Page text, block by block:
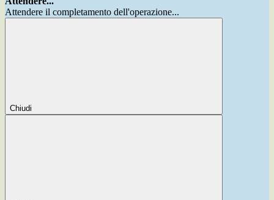
Attendere il completamento dell'operazione...
Chiudi